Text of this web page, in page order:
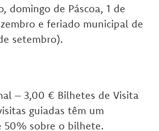
domingo de Páscoa, 1 de
e feriado municipal de
setembro).
– 3,00 € Bilhetes de Visita
guiadas têm um
50% sobre o bilhete.